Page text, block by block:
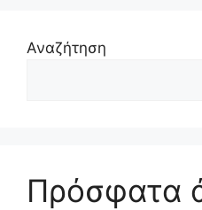
Αναζήτηση
Πρόσφατα